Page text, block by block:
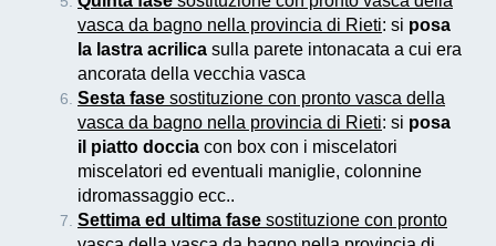
vasca da bagno nella provincia di Rieti: si posa
la lastra acrilica sulla parete intonacata a cui era
ancorata della vecchia vasca
Sesta fase sostituzione con pronto vasca della
vasca da bagno nella provincia di Rieti: si posa
il piatto doccia con box con i miscelatori
miscelatori ed eventuali maniglie, colonnine
idromassaggio ecc..
Settima ed ultima fase sostituzione con pronto